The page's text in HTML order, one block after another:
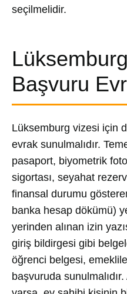
seçilmelidir.
Başvuru
Lüksemburg vizesi için
evrak sunulmalıdır.
pasaport, biyometrik
sigortası, seyahat
finansal durumu
banka hesap dökümü)
yerinden alınan izin
giriş bildirgesi gibi
öğrenci belgesi,
başvuruda